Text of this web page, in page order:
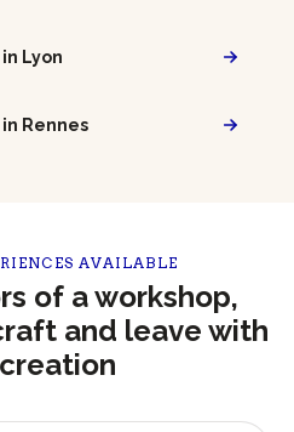
Lyon
Rennes
AVAILABLE
of a workshop,
and leave with